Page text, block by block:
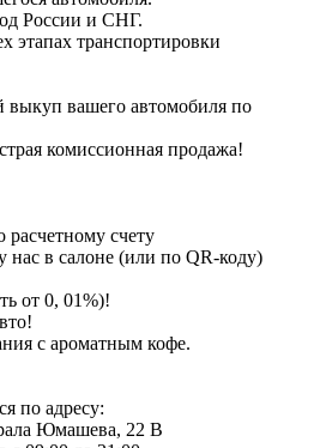
России и СНГ.
этапах транспортировки
вашего автомобиля по
комиссионная продажа!
счету
нас в салоне (или по QR-коду)
от 0, 01%)!
с ароматным кофе.
по адресу:
Юмашева, 22 В